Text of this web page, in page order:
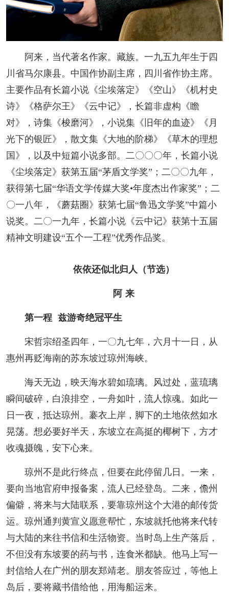
阿来，当代著名作家。藏族。一九五九年生于四
川省马尔康县。中国作协副主席，四川省作协主席。
主要作品有长篇小说《尘埃落定》《空山》《机村史
诗》《格萨尔王》《云中记》，长篇非虚构《瞻
对》，诗集《梭磨河》，小说集《旧年的血迹》《月
光下的银匠》，散文集《大地的阶梯》《草木的理想
国》，以及中短篇小说多部。二〇〇〇年，长篇小说
《尘埃落定》获第五届“茅盾文学奖”；二〇〇九年，
获得第七届“华语文学传媒大奖•年度杰出作家奖”；二
〇一八年，《蘑菇圈》获第七届“鲁迅文学奖”中篇小
说奖。二〇一九年，长篇小说《云中记》获第十五届
精神文明建设“五个一工程”优秀作品奖。
依依还似北归人（节选）
阿 来
第一程 兹游奇绝冠平生
宋哲宗绍圣四年，一〇九七年，六月十一日，从
惠州再贬海南的苏东坡过琼州海峡。
海天无边，映天海水碧如琉璃。风过处，蓝琉璃
瞬间破碎，白浪排空，一舟如叶，流人惊魂。如此一
日一夜，抵达琼州。褰衣上岸，脚下的土地依然如水
晃荡。想必要好半天，东坡立在高挺的椰树下，方才
收魂摄魄，安下心来。
琼州不是此行终点，但要在此停留几日。一来，
要向当地官府申报备案，流人已经登岛。二来，儋州
偏僻，将来与大陆联系，要靠琼州这个大港的邮传货
运。琼州通判黄宣义愿意帮忙，东坡就托他将来代转
与大陆的来往书信和生活物资。当时岛上生产落后，
不但没有东坡要的药与书，连食米都缺。他马上写一
封信给人在广州的朋友郑靖老。朋友答应过，等他上
岛后，要将藏书借给他，用海船运来。